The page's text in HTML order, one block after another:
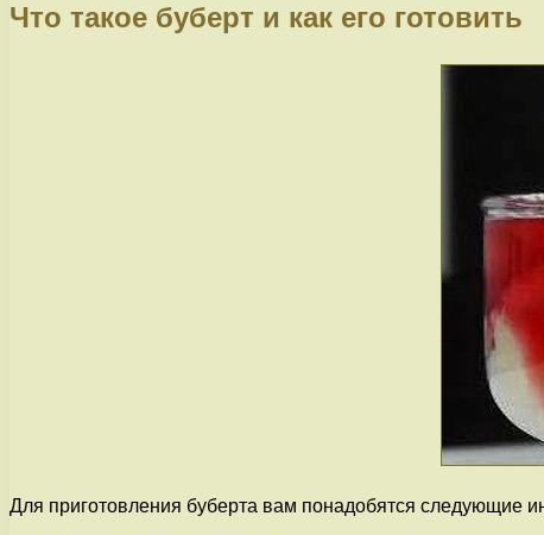
Что такое буберт и как его готовить
Для приготовления буберта вам понадобятся следующие